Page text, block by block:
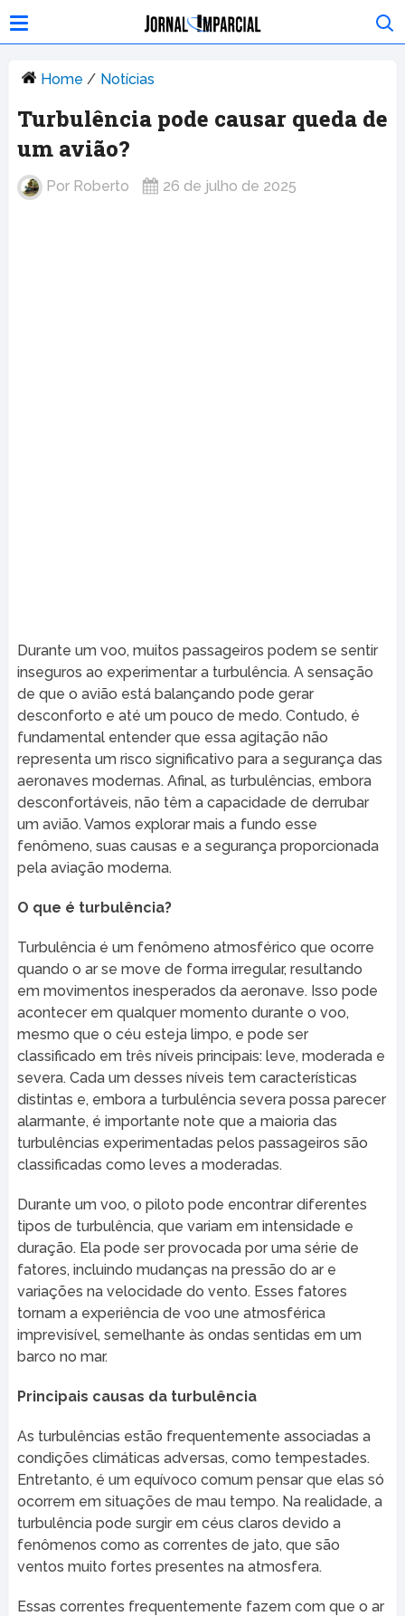
Home / Notícias
Turbulência pode causar queda de
um avião?
Por Roberto 26 de julho de 2025
Durante um voo, muitos passageiros podem se sentir
inseguros ao experimentar a turbulência. A sensação
de que o avião está balançando pode gerar
desconforto e até um pouco de medo. Contudo, é
fundamental entender que essa agitação não
representa um risco significativo para a segurança das
aeronaves modernas. Afinal, as turbulências, embora
desconfortáveis, não têm a capacidade de derrubar
um avião. Vamos explorar mais a fundo esse
fenômeno, suas causas e a segurança proporcionada
pela aviação moderna.
O que é turbulência?
Turbulência é um fenômeno atmosférico que ocorre
quando o ar se move de forma irregular, resultando
em movimentos inesperados da aeronave. Isso pode
acontecer em qualquer momento durante o voo,
mesmo que o céu esteja limpo, e pode ser
classificado em três níveis principais: leve, moderada e
severa. Cada um desses níveis tem características
distintas e, embora a turbulência severa possa parecer
alarmante, é importante note que a maioria das
turbulências experimentadas pelos passageiros são
classificadas como leves a moderadas.
Durante um voo, o piloto pode encontrar diferentes
tipos de turbulência, que variam em intensidade e
duração. Ela pode ser provocada por uma série de
fatores, incluindo mudanças na pressão do ar e
variações na velocidade do vento. Esses fatores
tornam a experiência de voo une atmosférica
imprevisível, semelhante às ondas sentidas em um
barco no mar.
Principais causas da turbulência
As turbulências estão frequentemente associadas a
condições climáticas adversas, como tempestades.
Entretanto, é um equívoco comum pensar que elas só
ocorrem em situações de mau tempo. Na realidade, a
turbulência pode surgir em céus claros devido a
fenômenos como as correntes de jato, que são
ventos muito fortes presentes na atmosfera.
Essas correntes frequentemente fazem com que o ar